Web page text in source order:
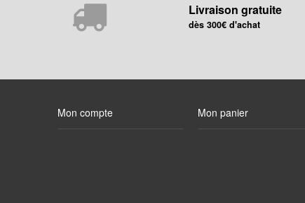
Livraison gratuite
dès 300€ d'achat
Mon compte Mon panier